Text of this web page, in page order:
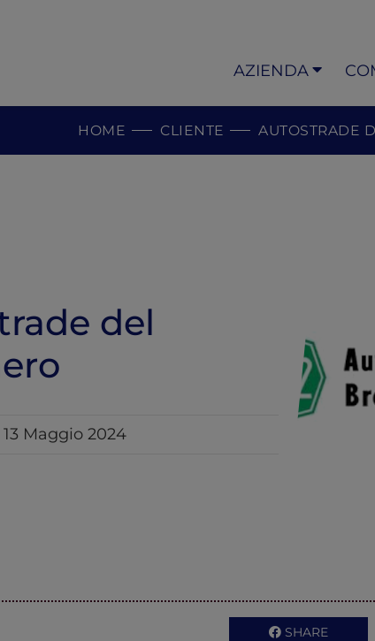
AZIENDA
HOME CLIENTE AUTOSTRADE
del
13 Maggio 2024
SHARE